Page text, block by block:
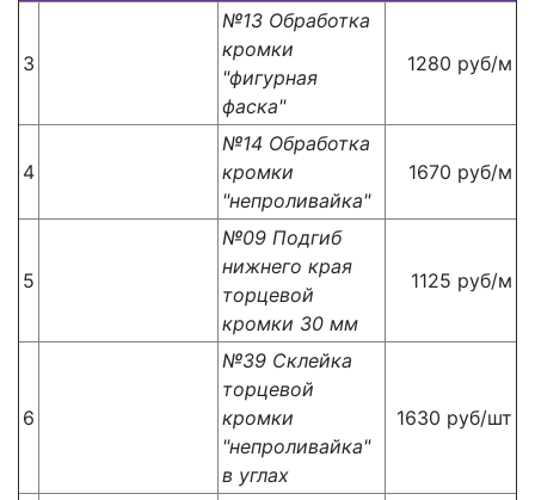
3
№13 Обработка
кромки
"фигурная
фаска"
1280 руб/м
4
№14 Обработка
кромки
"непроливайка"
1670 руб/м
5
№09 Подгиб
нижнего края
торцевой
кромки 30 мм
1125 руб/м
6
№39 Склейка
торцевой
кромки
"непроливайка"
в углах
1630 руб/шт